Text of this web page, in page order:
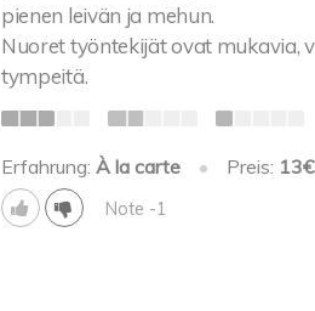
pienen leivän ja mehun.
Nuoret työntekijät ovat mukavia,
tympeitä.
Erfahrung: À la carte • Preis: 13€
Note -1